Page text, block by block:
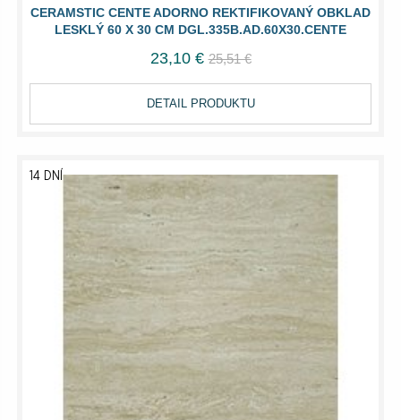
CERAMSTIC CENTE ADORNO REKTIFIKOVANÝ OBKLAD
LESKLÝ 60 X 30 CM DGL.335B.AD.60X30.CENTE
23,10 € 25,51 €
DETAIL PRODUKTU
14 DNÍ